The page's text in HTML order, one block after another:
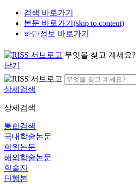
검색 바로가기
본문 바로가기(skip to content)
하단정보 바로가기
무엇을 찾고 계세요?
닫기
상세검색
상세검색
통합검색
국내학술논문
학위논문
해외학술논문
학술지
단행본